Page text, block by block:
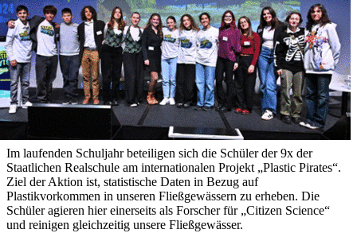
Im laufenden Schuljahr beteiligen sich die Schüler der 9x der
Staatlichen Realschule am internationalen Projekt „Plastic Pirates“.
Ziel der Aktion ist, statistische Daten in Bezug auf
Plastikvorkommen in unseren Fließgewässern zu erheben. Die
Schüler agieren hier einerseits als Forscher für „Citizen Science“
und reinigen gleichzeitig unsere Fließgewässer.